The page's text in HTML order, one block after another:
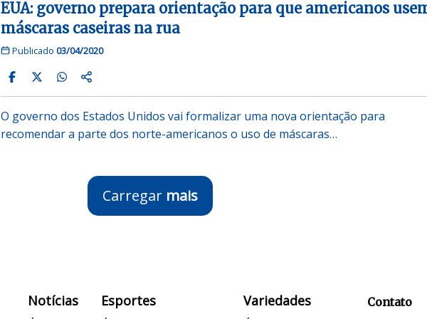
EUA: governo prepara orientação para que americanos
máscaras caseiras na rua
Publicado 03/04/2020
O governo dos Estados Unidos vai formalizar uma nova orientação para
recomendar a parte dos norte-americanos o uso de máscaras…
Carregar mais
Notícias Esportes Variedades Contato